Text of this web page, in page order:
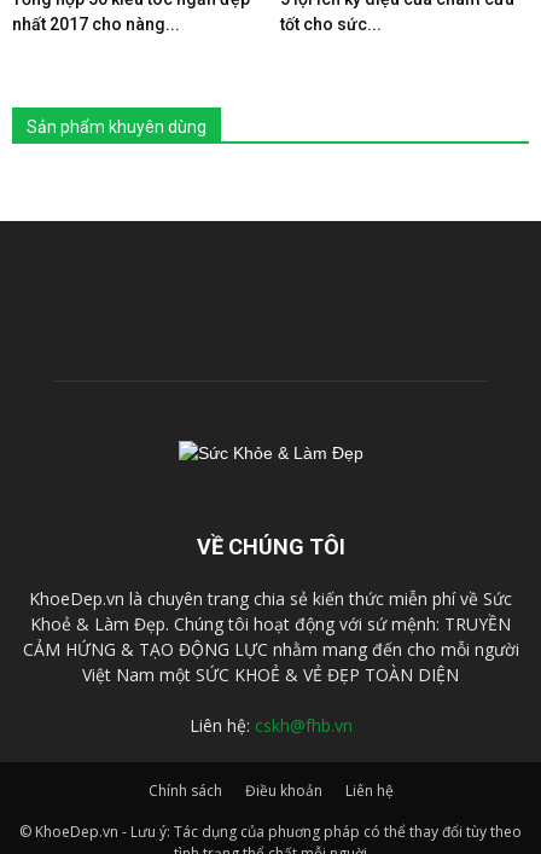
nhất 2017 cho nàng...
tốt cho sức...
Sản phẩm khuyên dùng
VỀ CHÚNG TÔI
KhoeDep.vn là chuyên trang chia sẻ kiến thức miễn phí về Sức
Khoẻ & Làm Đẹp. Chúng tôi hoạt động với sứ mệnh: TRUYỀN
CẢM HỨNG & TẠO ĐỘNG LỰC nhằm mang đến cho mỗi người
Việt Nam một SỨC KHOẺ & VẺ ĐẸP TOÀN DIỆN
Liên hệ: cskh@fhb.vn
Chính sách Điều khoản
Liên hệ
© KhoeDep.vn - Lưu ý: Tác dụng của phuơng pháp có thể thay đổi tùy theo